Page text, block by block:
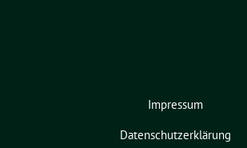
Impressum
Datenschutzerklärung